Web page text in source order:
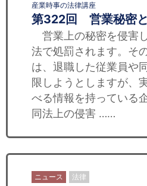
産業時事の法律講座
第322回 営業秘密
営業上の秘密を侵害
法で処罰されます。そ
は、退職した従業員や
限しようとしますが、
べる情報を持っている
同法上の侵害 ……
ニュース 法律